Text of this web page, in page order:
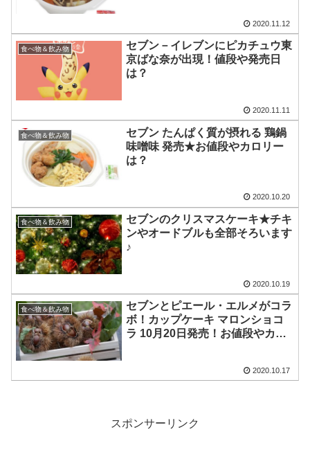
2020.11.12
食べ物＆飲み物
セブン－イレブンにピカチュウ東
京ばな奈が出現！値段や発売日
は？
2020.11.11
食べ物＆飲み物
セブン たんぱく質が摂れる 鶏鍋
味噌味 発売★お値段やカロリー
は？
2020.10.20
食べ物＆飲み物
セブンのクリスマスケーキ★チキ
ンやオードブルも全部そろいます
♪
2020.10.19
食べ物＆飲み物
セブンとピエール・エルメがコラ
ボ！カップケーキ マロンショコ
ラ 10月20日発売！お値段やカロ
2020.10.17
スポンサーリンク